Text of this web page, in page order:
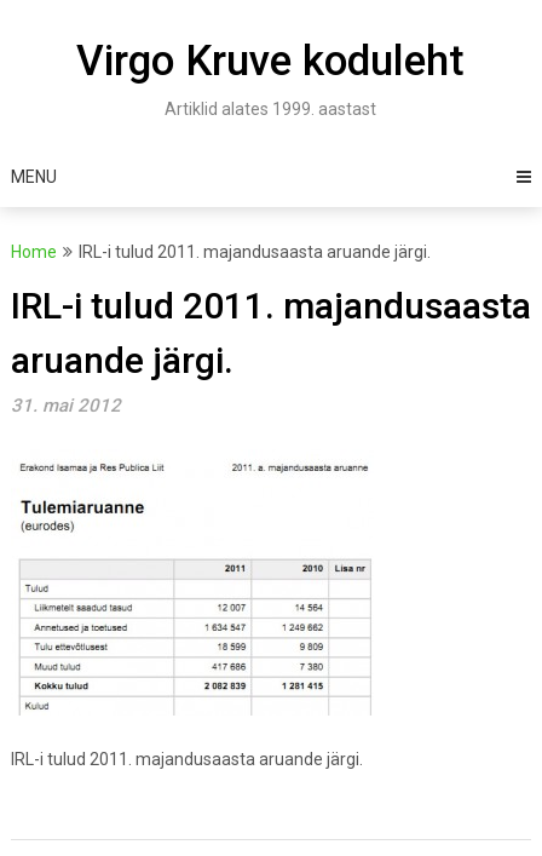
Virgo Kruve koduleht
Artiklid alates 1999. aastast
MENU
Home IRL-i tulud 2011. majandusaasta aruande järgi.
IRL-i tulud 2011. majandusaasta
aruande järgi.
31. mai 2012
IRL-i tulud 2011. majandusaasta aruande järgi.